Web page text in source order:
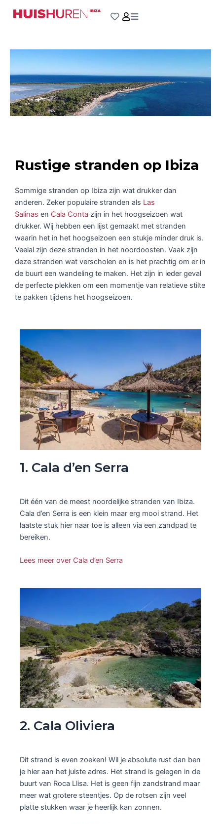
naar
Rustige stranden op Ibiza
Sommige stranden op Ibiza zijn wat drukker dan
anderen. Zeker populaire stranden als Las
Salinas en Cala Conta zijn in het hoogseizoen wat
drukker. Wij hebben een lijst gemaakt met stranden
waarin het in het hoogseizoen een stukje minder druk is.
Veelal zijn deze stranden in het noordoosten. Vaak zijn
deze stranden wat verscholen en is het prachtig om er in
de buurt een wandeling te maken. Het zijn in ieder geval
de perfecte plekken om een momentje van relatieve stilte
te pakken tijdens het hoogseizoen.
1. Cala d’en Serra
Dit één van de meest noordelijke stranden van Ibiza.
Cala d’en Serra is een klein maar erg mooi strand. Het
laatste stuk hier naar toe is alleen via een zandpad te
bereiken.
Lees meer over Cala d’en Serra
2. Cala Oliviera
Dit strand is even zoeken! Wil je absolute rust dan ben
je hier aan het juiste adres. Het strand is gelegen in de
buurt van Roca Llisa. Het is geen fijn zandstrand maar
meer wat grotere steentjes. Op de rotsen zijn veel
platte stukken waar je heerlijk kan zonnen.